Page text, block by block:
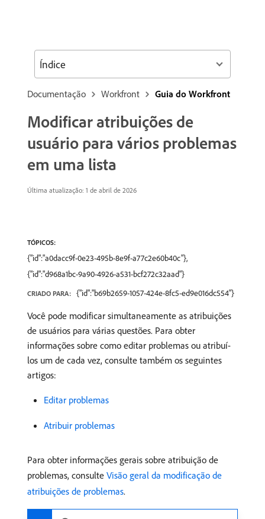
Documentação Workfront Guia do Workfront
Modificar atribuições de
usuário para vários problemas
em uma lista
Última atualização: 1 de abril de 2026
TÓPICOS:
{"id":"a0dacc9f-0e23-495b-8e9f-a77c2e60b40c"},
{"id":"d968a1bc-9a90-4926-a531-bcf272c32aad"}
CRIADO PARA: {"id":"b69b2659-1057-424e-8fc5-ed9e016dc554"}
Você pode modificar simultaneamente as atribuições
de usuários para várias questões. Para obter
informações sobre como editar problemas ou atribuí-
los um de cada vez, consulte também os seguintes
artigos:
Editar problemas
Atribuir problemas
Para obter informações gerais sobre atribuição de
problemas, consulte Visão geral da modificação de
atribuições de problemas.
Índice